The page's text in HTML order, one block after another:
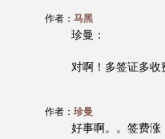
作者： 马黑
珍曼：
对啊！多签证多收
作者： 珍曼
好事啊。。签费涨